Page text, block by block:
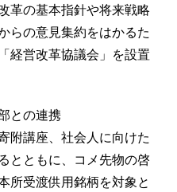
革の基本指針や将来戦略
らの意見集約をはかるた
経営改革協議会」を設置
との連携
附講座、社会人に向けた
とともに、コメ先物の啓
所受渡供用銘柄を対象と